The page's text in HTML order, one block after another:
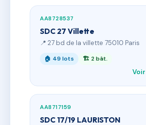
AA8728537
SDC 27 Villette
📍 27 bd de la villette 75010 Paris
🏠 49 lots 🏗 2 bât.
AA8717159
SDC 17/19 LAURISTON